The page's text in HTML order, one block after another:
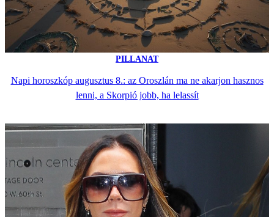
PILLANAT
Napi horoszkóp augusztus 8.: az Oroszlán ma ne akarjon hasznos
lenni, a Skorpió jobb, ha lelassít